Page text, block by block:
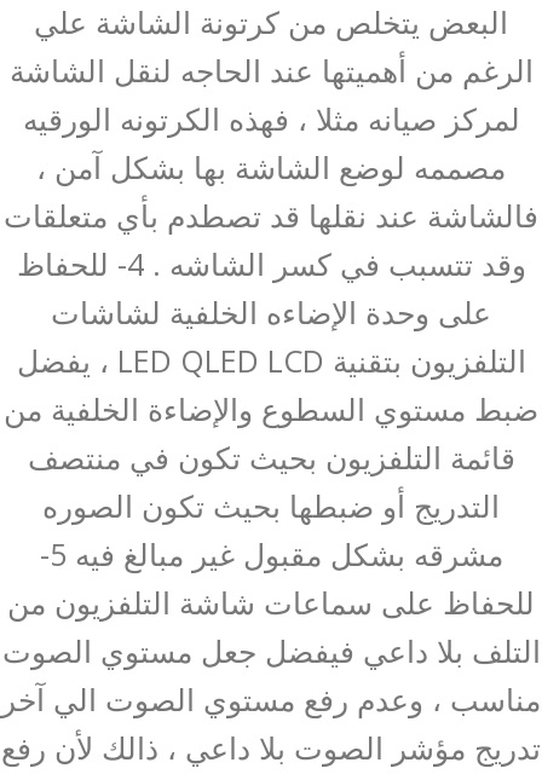
البعض يتخلص من كرتونة الشاشة علي
الرغم من أهميتها عند الحاجه لنقل الشاشة
لمركز صيانه مثلا ، فهذه الكرتونه الورقيه
مصممه لوضع الشاشة بها بشكل آمن ،
فالشاشة عند نقلها قد تصطدم بأي متعلقات
وقد تتسبب في كسر الشاشه . 4- للحفاظ
على وحدة الإضاءه الخلفية لشاشات
التلفزيون بتقنية LED QLED LCD ، يفضل
ضبط مستوي السطوع والإضاءة الخلفية من
قائمة التلفزيون بحيث تكون في منتصف
التدريج أو ضبطها بحيث تكون الصوره
مشرقه بشكل مقبول غير مبالغ فيه 5-
للحفاظ على سماعات شاشة التلفزيون من
التلف بلا داعي فيفضل جعل مستوي الصوت
مناسب ، وعدم رفع مستوي الصوت الي آخر
تدريج مؤشر الصوت بلا داعي ، ذالك لأن رفع